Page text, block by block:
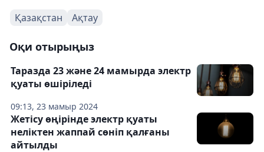
Қазақстан Ақтау
Оқи отырыңыз
09:13, 23 мамыр 2024
Таразда 23 және 24 мамырда электр
қуаты өшіріледі
Жетісу өңірінде электр қуаты
неліктен жаппай сөніп қалғаны
айтылды